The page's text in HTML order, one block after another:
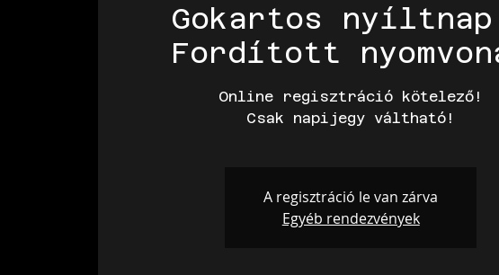
Gokartos
Fordított
Online regisztráció kötelező!
Csak napijegy váltható!
A regisztráció le van zárva
Egyéb rendezvények